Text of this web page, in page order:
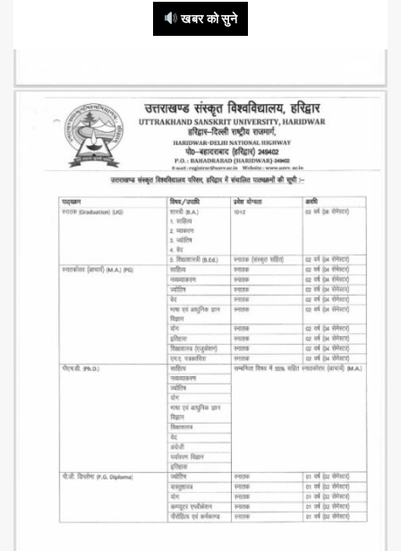
खबर को सुने